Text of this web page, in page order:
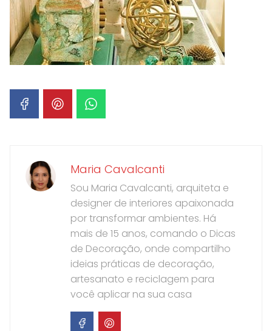
Maria Cavalcanti
Sou Maria Cavalcanti, arquiteta e
designer de interiores apaixonada
por transformar ambientes. Há
mais de 15 anos, comando o Dicas
de Decoração, onde compartilho
ideias práticas de decoração,
artesanato e reciclagem para
você aplicar na sua casa